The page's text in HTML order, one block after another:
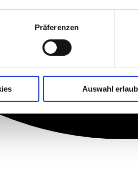
Präferenzen
Auswahl